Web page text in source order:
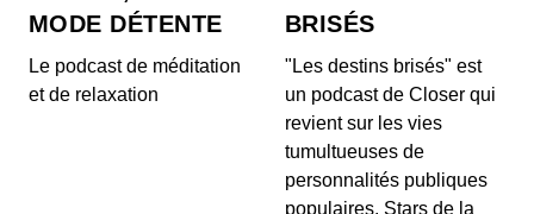
Un logo, une histoire - Jeep
00:07:28 - IL Y A 1 AN
Un logo, une histoire, le podcast d'AutoPlus qui
retrace l'histoire des marques à travers leurs l...
Un logo, une histoire - Seat
00:09:48 - IL Y A 2 ANS
MODE DÉTENTE
Le podcast de méditation
et de relaxation
BRISÉS
"Les destins brisés" est
un podcast de Closer qui
revient sur les vies
tumultueuses de
personnalités publiques
populaires. Stars de la